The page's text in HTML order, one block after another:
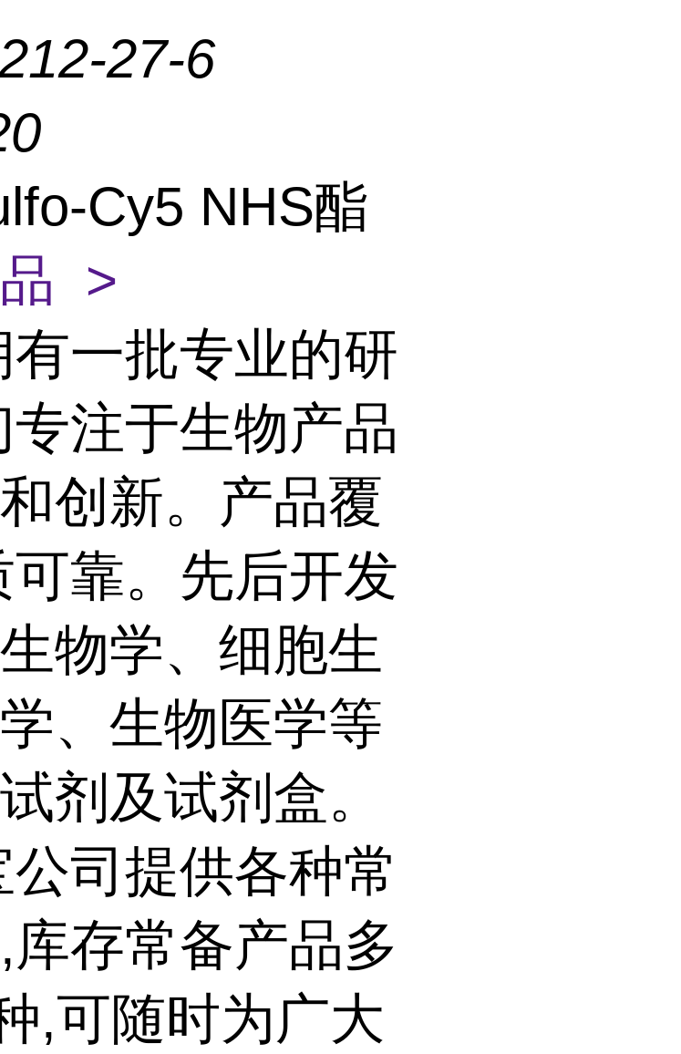
27-6
Cy5 NHS酯
>
一批专业的研
注于生物产品
创新。产品覆
靠。先后开发
物学、细胞生
、生物医学等
剂及试剂盒。
司提供各种常
存常备产品多
,可随时为广大